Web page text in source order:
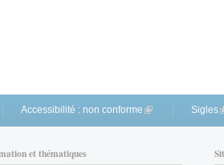
Accessibilité : non conforme (link is external)
Sigles
et thématiques